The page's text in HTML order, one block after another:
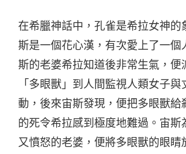
在希臘神話中，孔雀是希拉女神的
斯是一個花心漢，有次愛上了一個
斯的老婆希拉知道後非常生氣，便
「多眼獸」到人間監視人類女子
動，後來宙斯發現，便把多眼獸給
的死令希拉感到極度地難過。宙斯
又憤怒的老婆，便將多眼獸的眼睛